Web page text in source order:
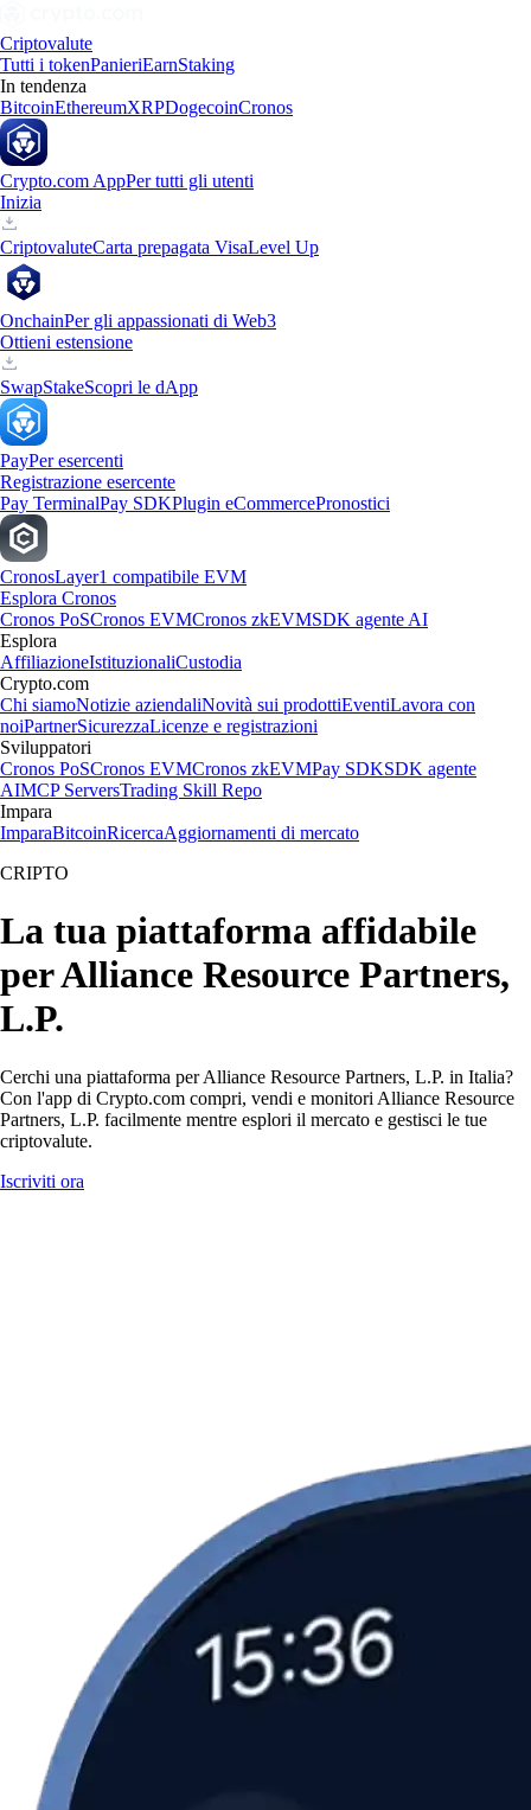
Criptovalute
Tutti i tokenPanieriEarnStaking
In tendenza
BitcoinEthereumXRPDogecoinCronos
Crypto.com AppPer tutti gli utenti
Inizia
CriptovaluteCarta prepagata VisaLevel Up
OnchainPer gli appassionati di Web3
Ottieni estensione
SwapStakeScopri le dApp
PayPer esercenti
Registrazione esercente
Pay TerminalPay SDKPlugin eCommercePronostici
CronosLayer1 compatibile EVM
Esplora Cronos
Cronos PoSCronos EVMCronos zkEVMSDK agente AI
Esplora
AffiliazioneIstituzionaliCustodia
Crypto.com
Chi siamoNotizie aziendaliNovità sui prodottiEventiLavora con
noiPartnerSicurezzaLicenze e registrazioni
Sviluppatori
Cronos PoSCronos EVMCronos zkEVMPay SDKSDK agente
AIMCP ServersTrading Skill Repo
Impara
ImparaBitcoinRicercaAggiornamenti di mercato
CRIPTO
La tua piattaforma affidabile
per Alliance Resource Partners,
L.P.
Cerchi una piattaforma per Alliance Resource Partners, L.P. in Italia?
Con l'app di Crypto.com compri, vendi e monitori Alliance Resource
Partners, L.P. facilmente mentre esplori il mercato e gestisci le tue
criptovalute.
Iscriviti ora